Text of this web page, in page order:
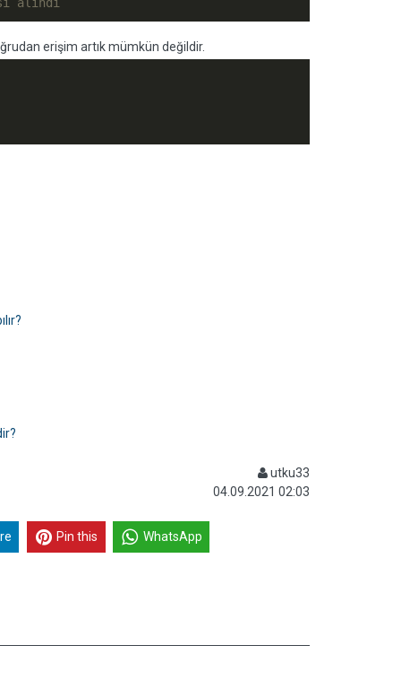
erişim artık mümkün değildir.
utku33
04.09.2021 02:03
Pin this WhatsApp